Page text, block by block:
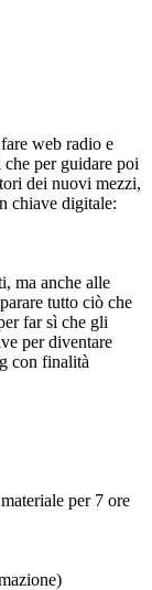
web radio e
per guidare poi
dei nuovi mezzi,
chiave digitale:
ma anche alle
tutto ciò che
far sì che gli
per diventare
con finalità
per 7 ore